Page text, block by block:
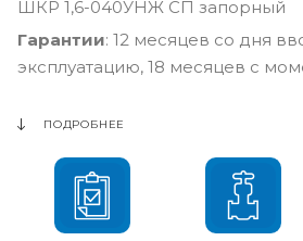
ШКР 1,6-040УНЖ СП запорный
Гарантии: 12 месяцев со дня
эксплуатацию, 18 месяцев с
ПОДРОБНЕЕ